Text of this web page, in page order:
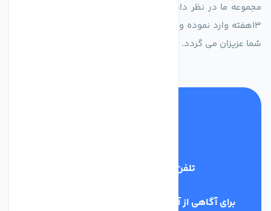
مجموعه ما در نظر دارد کالاهای تخصصی شما عزیزان رو در صرف
13هفته وارد نموده و این عمر باعث صرفه جویی در هزینه و زمان
شما عزیزان می گردد.
تلفن پشتیبانی
برای آگاهی از آخرین اخبار در خبرنامه ما عضو شوید